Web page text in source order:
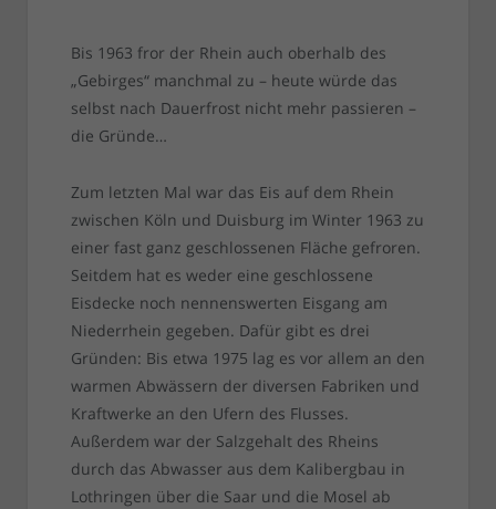
Bis 1963 fror der Rhein auch oberhalb des
„Gebirges“ manchmal zu – heute würde das
selbst nach Dauerfrost nicht mehr passieren –
die Gründe…
Zum letzten Mal war das Eis auf dem Rhein
zwischen Köln und Duisburg im Winter 1963 zu
einer fast ganz geschlossenen Fläche gefroren.
Seitdem hat es weder eine geschlossene
Eisdecke noch nennenswerten Eisgang am
Niederrhein gegeben. Dafür gibt es drei
Gründen: Bis etwa 1975 lag es vor allem an den
warmen Abwässern der diversen Fabriken und
Kraftwerke an den Ufern des Flusses.
Außerdem war der Salzgehalt des Rheins
durch das Abwasser aus dem Kalibergbau in
Lothringen über die Saar und die Mosel ab